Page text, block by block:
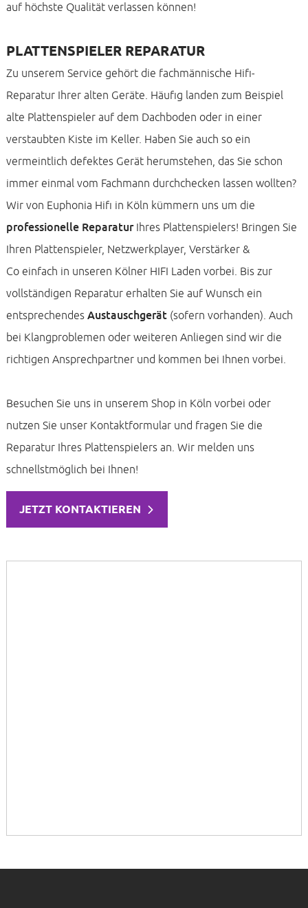
auf höchste Qualität verlassen können!
PLATTENSPIELER REPARATUR
Zu unserem Service gehört die fachmännische Hifi-
Reparatur Ihrer alten Geräte. Häufig landen zum Beispiel
alte Plattenspieler auf dem Dachboden oder in einer
verstaubten Kiste im Keller. Haben Sie auch so ein
vermeintlich defektes Gerät herumstehen, das Sie schon
immer einmal vom Fachmann durchchecken lassen wollten?
Wir von Euphonia Hifi in Köln kümmern uns um die
professionelle ReparaturIhres Plattenspielers! Bringen Sie
Ihren Plattenspieler, Netzwerkplayer, Verstärker &
Co einfach in unseren Kölner HIFI Laden vorbei. Bis zur
vollständigen Reparatur erhalten Sie auf Wunsch ein
entsprechendes Austauschgerät(sofern vorhanden). Auch
bei Klangproblemen oder weiteren Anliegen sind wir die
richtigen Ansprechpartner und kommen bei Ihnen vorbei.
Besuchen Sie uns in unserem Shop in Köln vorbei oder
nutzen Sie unser Kontaktformular und fragen Sie die
Reparatur Ihres Plattenspielers an. Wir melden uns
schnellstmöglich bei Ihnen!
JETZT KONTAKTIEREN